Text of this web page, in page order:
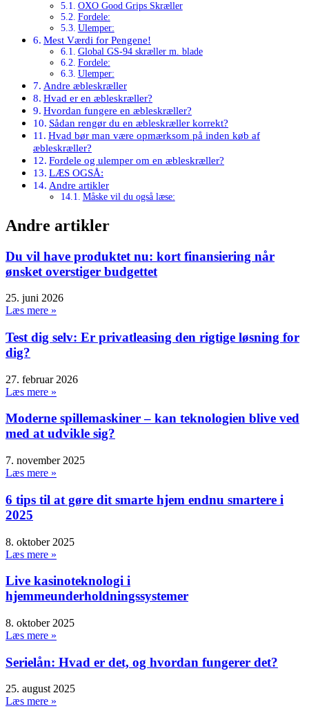
OXO Good Grips Skræller
Fordele:
Ulemper:
Mest Værdi for Pengene!
Global GS-94 skræller m. blade
Fordele:
Ulemper:
Andre æbleskræller
Hvad er en æbleskræller?
Hvordan fungere en æbleskræller?
Sådan rengør du en æbleskræller korrekt?
Hvad bør man være opmærksom på inden køb af
æbleskræller?
Fordele og ulemper om en æbleskræller?
LÆS OGSÅ:
Andre artikler
Måske vil du også læse:
Andre artikler
Du vil have produktet nu: kort finansiering når
ønsket overstiger budgettet
25. juni 2026
Læs mere »
Test dig selv: Er privatleasing den rigtige løsning for
dig?
27. februar 2026
Læs mere »
Moderne spillemaskiner – kan teknologien blive ved
med at udvikle sig?
7. november 2025
Læs mere »
6 tips til at gøre dit smarte hjem endnu smartere i
2025
8. oktober 2025
Læs mere »
Live kasinoteknologi i
hjemmeunderholdningssystemer
8. oktober 2025
Læs mere »
Serielån: Hvad er det, og hvordan fungerer det?
25. august 2025
Læs mere »